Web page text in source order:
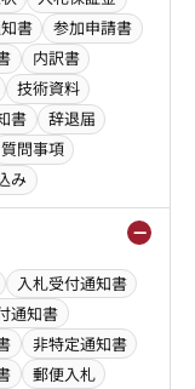
書
参加申請書
内訳書
技術資料
書
辞退届
質問事項
み
入札受付通知書
通知書
非特定通知書
郵便入札